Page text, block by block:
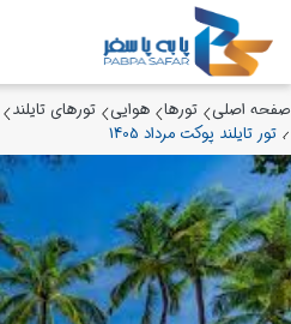
صفحه اصلی تورها هوایی تورهای تایلند
تور تایلند پوکت مرداد 1405